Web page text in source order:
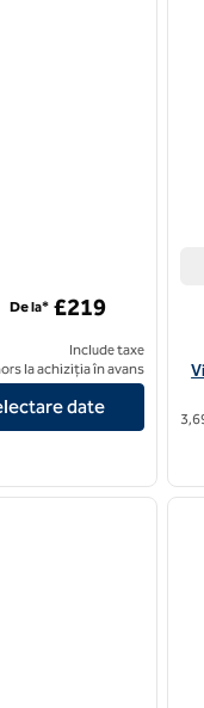
Bath Spa, un hotel
De la* £219
Include taxe
la achiziția în avans
date
imaginea
1 din